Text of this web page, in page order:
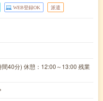
WEB登録OK 派遣
間40分) 休憩：12:00～13:00 残業